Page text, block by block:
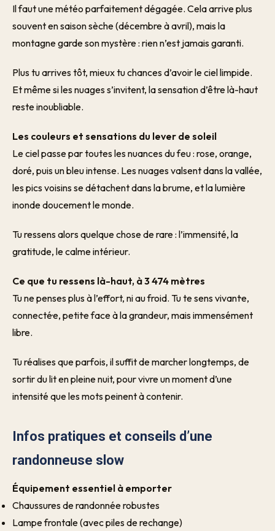
Il faut une météo parfaitement dégagée. Cela arrive plus
souvent en saison sèche (décembre à avril), mais la
montagne garde son mystère : rien n’est jamais garanti.
Plus tu arrives tôt, mieux tu chances d’avoir le ciel limpide.
Et même si les nuages s’invitent, la sensation d’être là-haut
reste inoubliable.
Les couleurs et sensations du lever de soleil
Le ciel passe par toutes les nuances du feu : rose, orange,
doré, puis un bleu intense. Les nuages valsent dans la vallée,
les pics voisins se détachent dans la brume, et la lumière
inonde doucement le monde.
Tu ressens alors quelque chose de rare : l’immensité, la
gratitude, le calme intérieur.
Ce que tu ressens là-haut, à 3 474 mètres
Tu ne penses plus à l’effort, ni au froid. Tu te sens vivant·e,
connecté·e, petit·e face à la grandeur, mais immensément
libre.
Tu réalises que parfois, il suffit de marcher longtemps, de
sortir du lit en pleine nuit, pour vivre un moment d’une
intensité que les mots peinent à contenir.
Infos pratiques et conseils d’une
randonneuse slow
Équipement essentiel à emporter
Chaussures de randonnée robustes
Lampe frontale (avec piles de rechange)